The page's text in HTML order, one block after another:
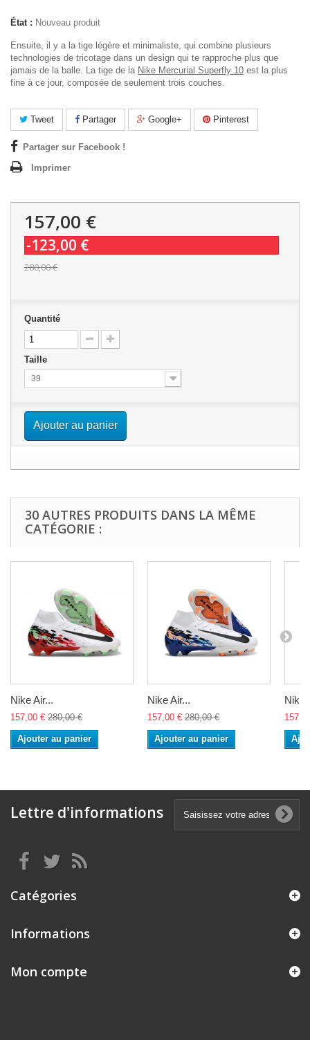
État : Nouveau produit
Ensuite, il y a la tige légère et minimaliste, qui combine plusieurs
technologies de tricotage dans un design qui te rapproche plus que
jamais de la balle. La tige de la Nike Mercurial Superfly 10 est la plus
fine à ce jour, composée de seulement trois couches.
Tweet Partager Google+ Pinterest
Partager sur Facebook !
Imprimer
157,00 €
-123,00 €
280,00 €
Quantité
Taille
39
Ajouter au panier
30 AUTRES PRODUITS DANS LA MÊME
CATÉGORIE :
Nike Air...
157,00 € 280,00 €
Ajouter au panier
Nike Air...
157,00 € 280,00 €
Ajouter au panier
Nike
Lettre d'informations
Catégories
Informations
Mon compte